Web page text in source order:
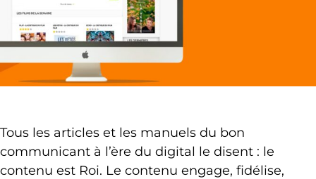
Tous les articles et les manuels du bon
communicant à l’ère du digital le disent : le
contenu est Roi. Le contenu engage, fidélise,